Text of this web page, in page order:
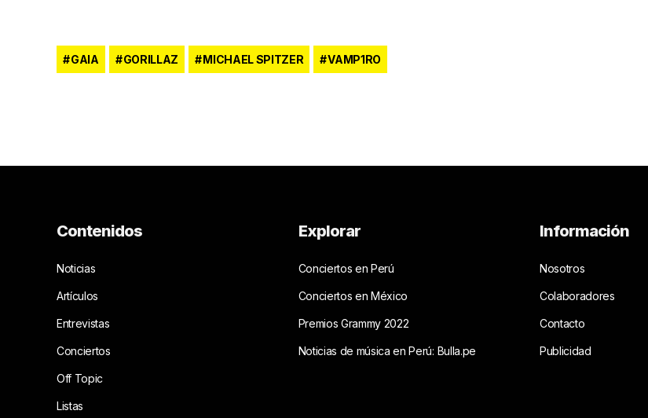
GAIA GORILLAZ MICHAEL SPITZER VAMP1RO
Contenidos
Noticias
Artículos
Entrevistas
Conciertos
Off Topic
Listas
Explorar
Conciertos en Perú
Conciertos en México
Premios Grammy 2022
Noticias de música en Perú: Bulla.pe
Información
Nosotros
Colaboradores
Contacto
Publicidad